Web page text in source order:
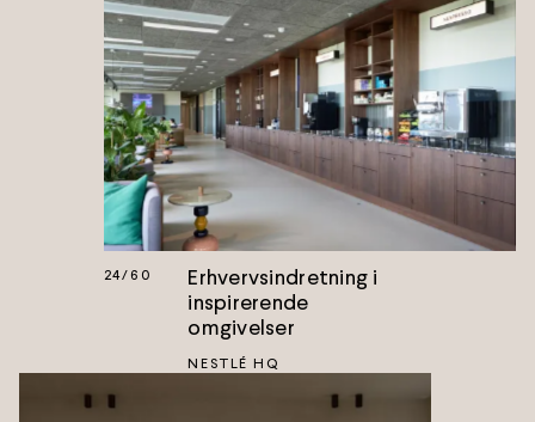
24/60
Erhvervsindretning i
inspirerende
omgivelser
NESTLÉ HQ